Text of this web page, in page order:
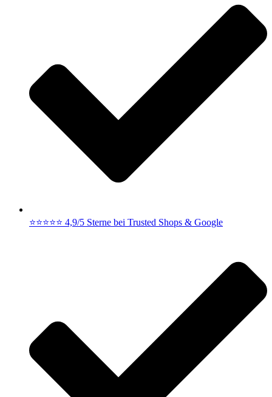
⭐⭐⭐⭐⭐ 4,9/5 Sterne bei Trusted Shops & Google